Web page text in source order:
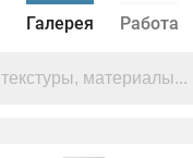
Галерея Работа